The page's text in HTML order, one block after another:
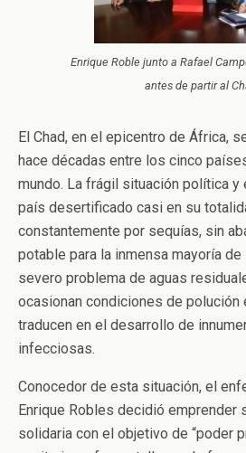
Enrique Roble junto a Rafael
antes de partir al
El Chad, en el epicentro de África,
hace décadas entre los cinco
mundo. La frágil situación política y
país desertificado casi en su
constantemente por sequías, sin
potable para la inmensa mayoría
severo problema de aguas
ocasionan condiciones de polución
traducen en el desarrollo de
infecciosas.
Conocedor de esta situación, el
Enrique Robles decidió emprender
solidaria con el objetivo de “poder